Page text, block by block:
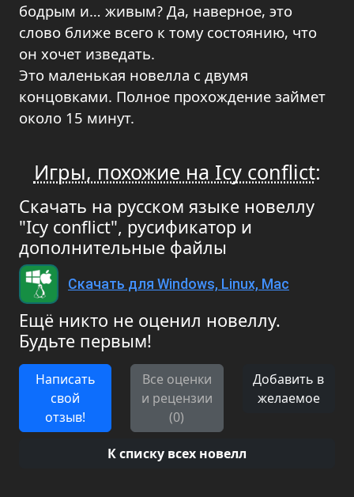
бодрым и… живым? Да, наверное, это
слово ближе всего к тому состоянию, что
он хочет изведать.
Это маленькая новелла с двумя
концовками. Полное прохождение займет
около 15 минут.
Игры, похожие на Icy conflict:
Скачать на русском языке новеллу
"Icy conflict", русификатор и
дополнительные файлы
Скачать для Windows, Linux, Mac
Ещё никто не оценил новеллу.
Будьте первым!
Написать
свой
отзыв!
Все оценки
и рецензии
(0)
Добавить в
желаемое
К списку всех новелл